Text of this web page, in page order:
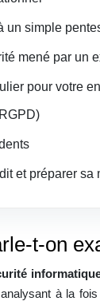
un simple
mené par un
pour votre
et préparer sa
t-on
à la